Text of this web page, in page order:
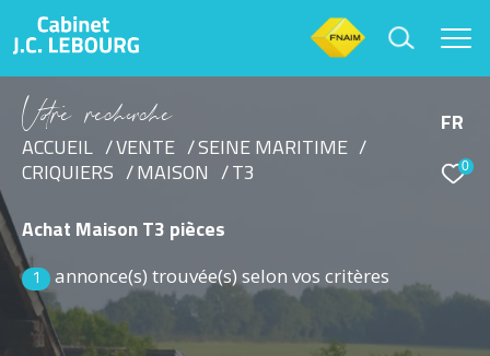
FR
0
Vore recece
ACCUEIL VENTE
SEINE MARITIME
CRIQUIERS
MAISON T3
Achat Maison T3 pièces
1 annonce(s) trouvée(s) selon vos critères
Effectuer une recherche
Type d'offre
Vente